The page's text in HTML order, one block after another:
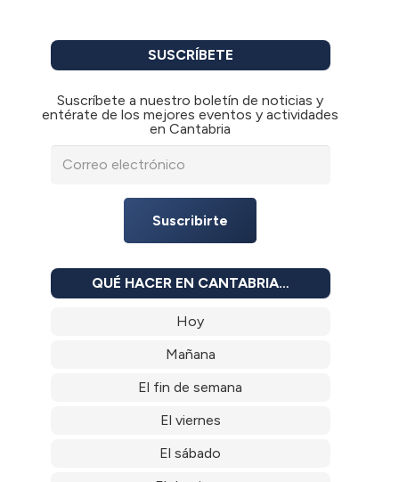
SUSCRÍBETE
Suscríbete a nuestro boletín de noticias y
entérate de los mejores eventos y actividades
en Cantabria
Suscribirte
QUÉ HACER EN CANTABRIA…
Hoy
Mañana
El fin de semana
El viernes
El sábado